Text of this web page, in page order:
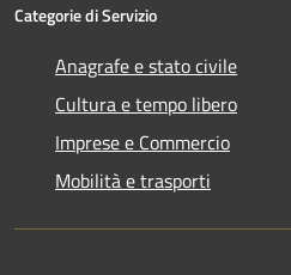
Categorie di Servizio
Anagrafe e stato civile
Cultura e tempo libero
Imprese e Commercio
Mobilità e trasporti